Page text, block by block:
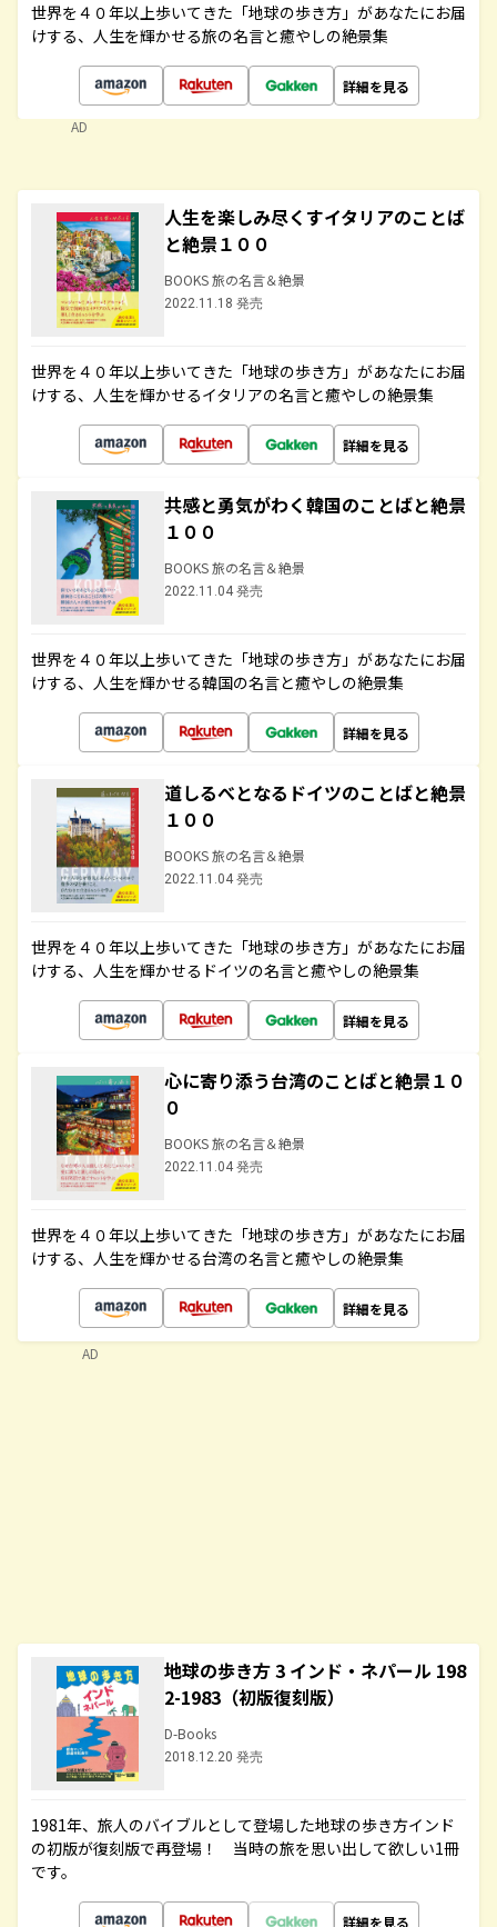
世界を４０年以上歩いてきた「地球の歩き方」があなたにお届
けする、人生を輝かせる旅の名言と癒やしの絶景集
詳細を見る
AD
人生を楽しみ尽くすイタリアのことば
と絶景１００
BOOKS 旅の名言＆絶景
2022.11.18 発売
世界を４０年以上歩いてきた「地球の歩き方」があなたにお届
けする、人生を輝かせるイタリアの名言と癒やしの絶景集
詳細を見る
共感と勇気がわく韓国のことばと絶景
１００
BOOKS 旅の名言＆絶景
2022.11.04 発売
世界を４０年以上歩いてきた「地球の歩き方」があなたにお届
けする、人生を輝かせる韓国の名言と癒やしの絶景集
詳細を見る
道しるべとなるドイツのことばと絶景
１００
BOOKS 旅の名言＆絶景
2022.11.04 発売
世界を４０年以上歩いてきた「地球の歩き方」があなたにお届
けする、人生を輝かせるドイツの名言と癒やしの絶景集
詳細を見る
心に寄り添う台湾のことばと絶景１０
０
BOOKS 旅の名言＆絶景
2022.11.04 発売
世界を４０年以上歩いてきた「地球の歩き方」があなたにお届
けする、人生を輝かせる台湾の名言と癒やしの絶景集
詳細を見る
地球の歩き方 3 インド・ネパール 198
2-1983（初版復刻版）
D-Books
2018.12.20 発売
1981年、旅人のバイブルとして登場した地球の歩き方インド
の初版が復刻版で再登場！ 当時の旅を思い出して欲しい1冊
です。
詳細を見る
AD